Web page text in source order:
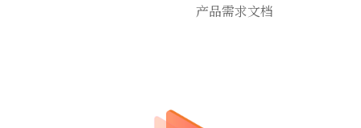
产品需求文档